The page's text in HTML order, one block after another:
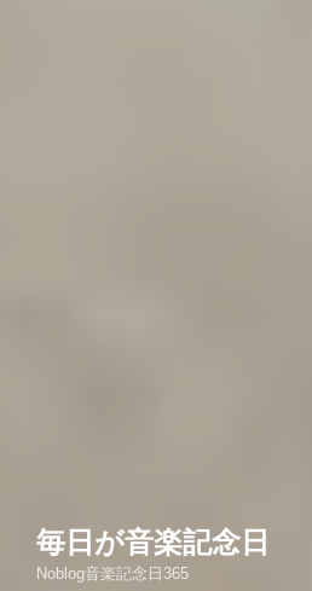
毎日が音楽記念日
Noblog音楽記念日365